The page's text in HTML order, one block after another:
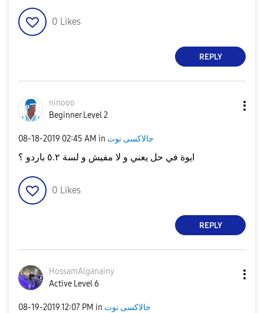
0 Likes
REPLY
ninooo
Beginner Level 2
‎08-18-2019 02:45 AM in جالاكسى نوت
ايوة في حل يعني و لا مفيش و لسة ٥.٢ باردو ؟
0 Likes
REPLY
HossamAlganainy
Active Level 6
‎08-19-201912:07 PM in جالاكسى نوت